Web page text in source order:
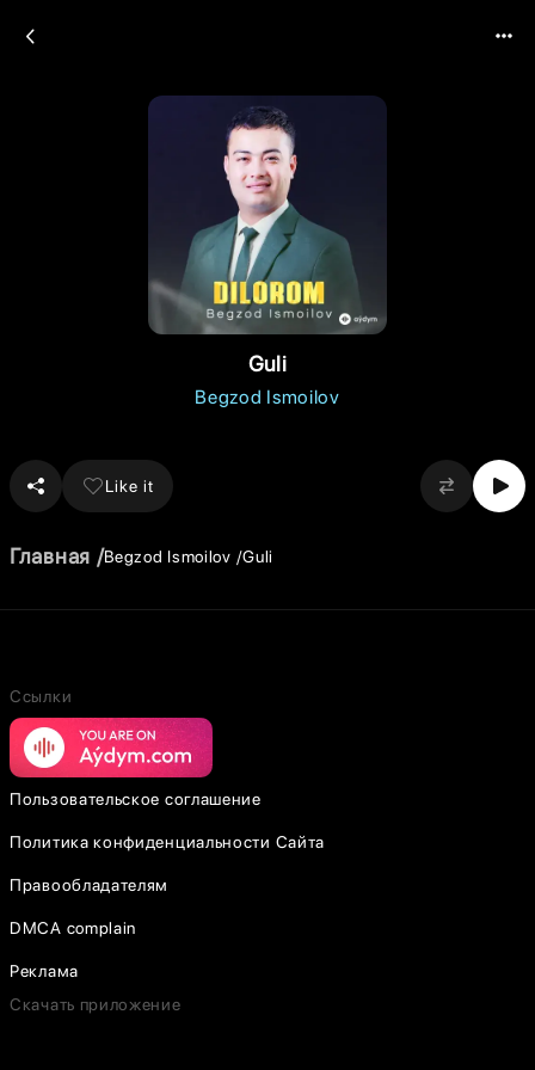
Guli
Begzod Ismoilov
Like it
Главная Begzod Ismoilov Guli
Ссылки
Пользовательское соглашение
Политика конфиденциальности Сайта
Правообладателям
DMCA complain
Реклама
Скачать приложение